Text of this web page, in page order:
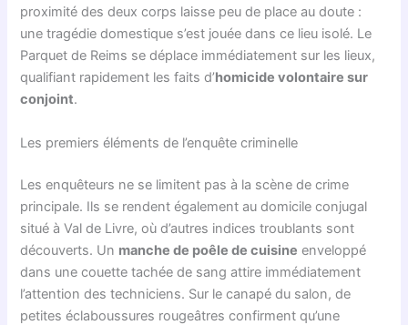
proximité des deux corps laisse peu de place au doute :
une tragédie domestique s’est jouée dans ce lieu isolé. Le
Parquet de Reims se déplace immédiatement sur les lieux,
qualifiant rapidement les faits d’homicide volontaire sur
conjoint.
Les premiers éléments de l’enquête criminelle
Les enquêteurs ne se limitent pas à la scène de crime
principale. Ils se rendent également au domicile conjugal
situé à Val de Livre, où d’autres indices troublants sont
découverts. Un manche de poêle de cuisine enveloppé
dans une couette tachée de sang attire immédiatement
l’attention des techniciens. Sur le canapé du salon, de
petites éclaboussures rougeâtres confirment qu’une